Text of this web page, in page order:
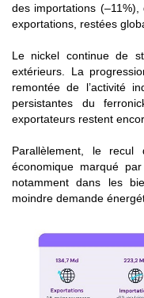
des importations
exportations, restées
Le nickel continue de
extérieurs. La
remontée de l’activité
persistantes du
exportateurs restent
Parallèlement, le recul
économique marqué
notamment dans les
moindre demande